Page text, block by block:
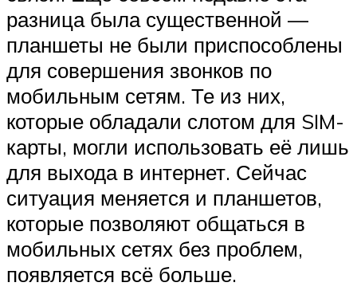
разница была существенной —
планшеты не были приспособлены
для совершения звонков по
мобильным сетям. Те из них,
которые обладали слотом для SIM-
карты, могли использовать её лишь
для выхода в интернет. Сейчас
ситуация меняется и планшетов,
которые позволяют общаться в
мобильных сетях без проблем,
появляется всё больше.